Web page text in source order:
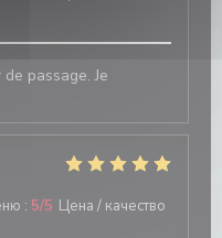
passage. Je
: 5/5 Цена / качество